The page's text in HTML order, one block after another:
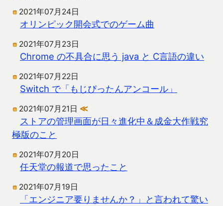
2021年07月24日
オリンピック開会式でのゲーム曲
2021年07月23日
Chrome の不具合に思う java と C言語の違い
2021年07月22日
Switch で「もじぴったんアンコール」
2021年07月21日 ≪
ストアの管理画面が日々進化中＆成金大作戦究
極版のこと
2021年07月20日
任天堂の報道で思ったこと
2021年07月19日
「エンジニア要りませんか？」と言われて驚い